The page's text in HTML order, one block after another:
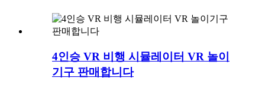
4인승 VR 비행 시뮬레이터 VR 놀이
기구 판매합니다